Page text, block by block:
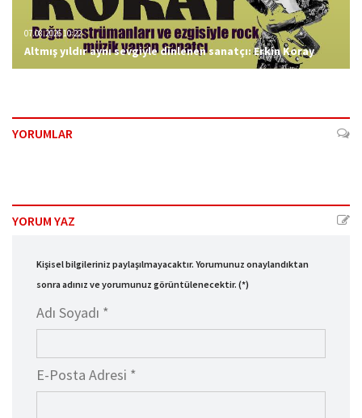
07.08.2026 10:22
Altmış yıldır aynı sevgiyle dinlenen sanatçı: Erkin Koray
YORUMLAR
YORUM YAZ
Kişisel bilgileriniz paylaşılmayacaktır. Yorumunuz onaylandıktan
sonra adınız ve yorumunuz görüntülenecektir. (*)
Adı Soyadı *
E-Posta Adresi *